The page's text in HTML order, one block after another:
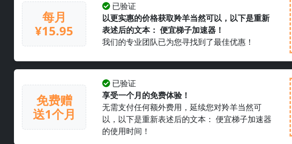
每月
¥15.95
已验证
以更实惠的价格获取羚羊当然可以，以下是重新
表述后的文本： 便宜梯子加速器！
我们的专业团队已为您寻找到了最佳优惠！
免费赠
送1个月
已验证
享受一个月的免费体验！
无需支付任何额外费用，延续您对羚羊当然可
以，以下是重新表述后的文本： 便宜梯子加速器
的使用时间！